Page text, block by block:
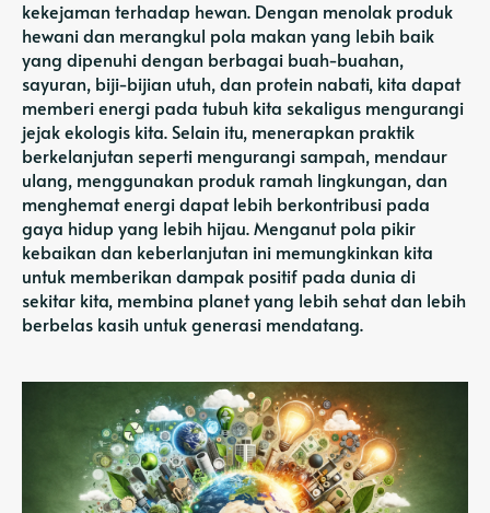
kekejaman terhadap hewan. Dengan menolak produk
hewani dan merangkul pola makan yang lebih baik
yang dipenuhi dengan berbagai buah-buahan,
sayuran, biji-bijian utuh, dan protein nabati, kita dapat
memberi energi pada tubuh kita sekaligus mengurangi
jejak ekologis kita. Selain itu, menerapkan praktik
berkelanjutan seperti mengurangi sampah, mendaur
ulang, menggunakan produk ramah lingkungan, dan
menghemat energi dapat lebih berkontribusi pada
gaya hidup yang lebih hijau. Menganut pola pikir
kebaikan dan keberlanjutan ini memungkinkan kita
untuk memberikan dampak positif pada dunia di
sekitar kita, membina planet yang lebih sehat dan lebih
berbelas kasih untuk generasi mendatang.